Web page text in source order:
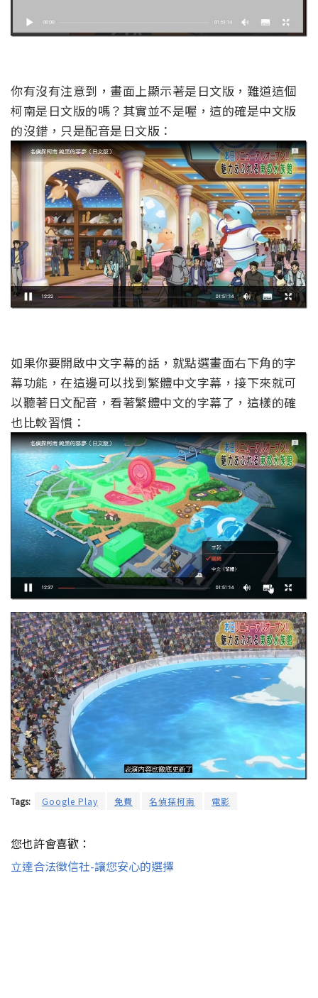
你有沒有注意到，畫面上顯示著是日文版，難道這個
柯南是日文版的嗎？其實並不是喔，這的確是中文版
的沒錯，只是配音是日文版：
如果你要開啟中文字幕的話，就點選畫面右下角的字
幕功能，在這邊可以找到繁體中文字幕，接下來就可
以聽著日文配音，看著繁體中文的字幕了，這樣的確
也比較習慣：
Tags: Google Play 免費 名偵探柯南 電影
您也許會喜歡：
立達合法徵信社-讓您安心的選擇